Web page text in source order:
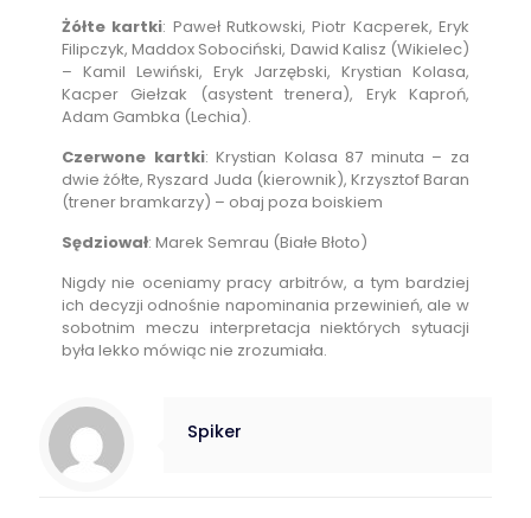
Żółte kartki: Paweł Rutkowski, Piotr Kacperek, Eryk
Filipczyk, Maddox Sobociński, Dawid Kalisz (Wikielec)
– Kamil Lewiński, Eryk Jarzębski, Krystian Kolasa,
Kacper Giełzak (asystent trenera), Eryk Kaproń,
Adam Gambka (Lechia).
Czerwone kartki: Krystian Kolasa 87 minuta – za
dwie żółte, Ryszard Juda (kierownik), Krzysztof Baran
(trener bramkarzy) – obaj poza boiskiem
Sędziował: Marek Semrau (Białe Błoto)
Nigdy nie oceniamy pracy arbitrów, a tym bardziej
ich decyzji odnośnie napominania przewinień, ale w
sobotnim meczu interpretacja niektórych sytuacji
była lekko mówiąc nie zrozumiała.
Spiker